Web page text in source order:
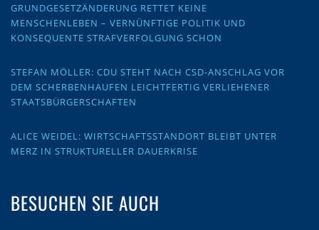
GRUNDGESETZÄNDERUNG RETTET KEINE
MENSCHENLEBEN – VERNÜNFTIGE POLITIK UND
KONSEQUENTE STRAFVERFOLGUNG SCHON
STEFAN MÖLLER: CDU STEHT NACH CSD-ANSCHLAG VOR
DEM SCHERBENHAUFEN LEICHTFERTIG VERLIEHENER
STAATSBÜRGERSCHAFTEN
ALICE WEIDEL: WIRTSCHAFTSSTANDORT BLEIBT UNTER
MERZ IN STRUKTURELLER DAUERKRISE
BESUCHEN SIE AUCH